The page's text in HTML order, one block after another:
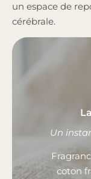
un espace de
cérébrale.
Un
coton